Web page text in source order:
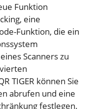
Funktion
eine
Funktion, die ein
Scanners zu
TIGER können Sie
abrufen und eine
festlegen.